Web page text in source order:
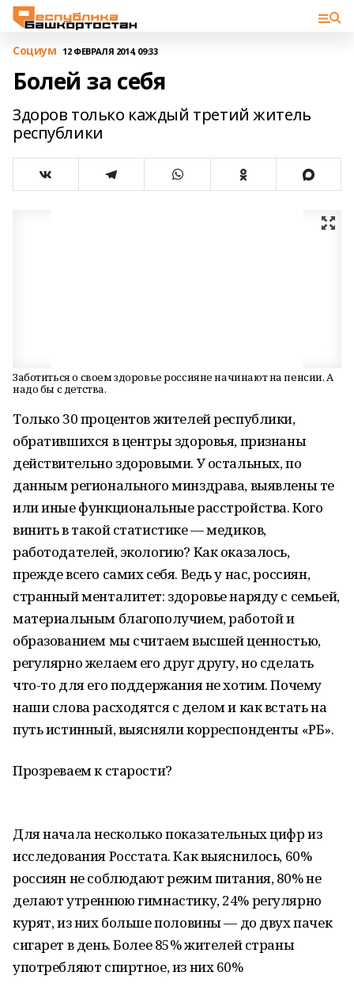
Cоциум 12 ФЕВРАЛЯ 2014, 09:33
Болей за себя
Здоров только каждый третий житель
республики
Заботиться о своем здоровье россияне начинают на пенсии. А
надо бы с детства.
Только 30 процентов жителей республики,
обратившихся в центры здоровья, признаны
действительно здоровыми. У остальных, по
данным регионального минздрава, выявлены те
или иные функциональные расстройства. Кого
винить в такой статистике — медиков,
работодателей, экологию? Как оказалось,
прежде всего самих себя. Ведь у нас, россиян,
странный менталитет: здоровье наряду с семьей,
материальным благополучием, работой и
образованием мы считаем высшей ценностью,
регулярно желаем его друг другу, но сделать
что-то для его поддержания не хотим. Почему
наши слова расходятся с делом и как встать на
путь истинный, выясняли корреспонденты «РБ».
Прозреваем к старости?
Для начала несколько показательных цифр из
исследования Росстата. Как выяснилось, 60%
россиян не соблюдают режим питания, 80% не
делают утреннюю гимнастику, 24% регулярно
курят, из них больше половины — до двух пачек
сигарет в день. Более 85% жителей страны
употребляют спиртное, из них 60%